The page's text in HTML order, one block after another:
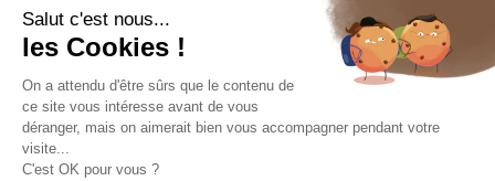
info@hautefidelite-saumur.com
Liens
Contact